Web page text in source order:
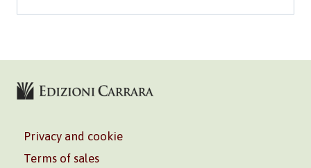
Privacy and cookie
Terms of sales